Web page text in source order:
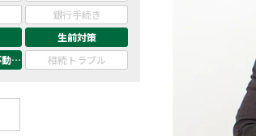
銀行手続き
生前対策
不動産評価(相続不動産) 相続トラブル